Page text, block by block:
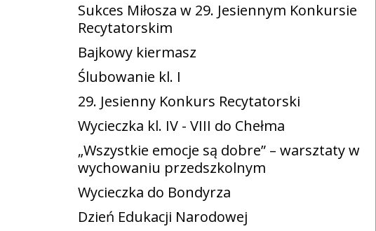
Sukces Miłosza w 29. Jesiennym Konkursie
Recytatorskim
Bajkowy kiermasz
Ślubowanie kl. I
29. Jesienny Konkurs Recytatorski
Wycieczka kl. IV - VIII do Chełma
„Wszystkie emocje są dobre” – warsztaty w
wychowaniu przedszkolnym
Wycieczka do Bondyrza
Dzień Edukacji Narodowej